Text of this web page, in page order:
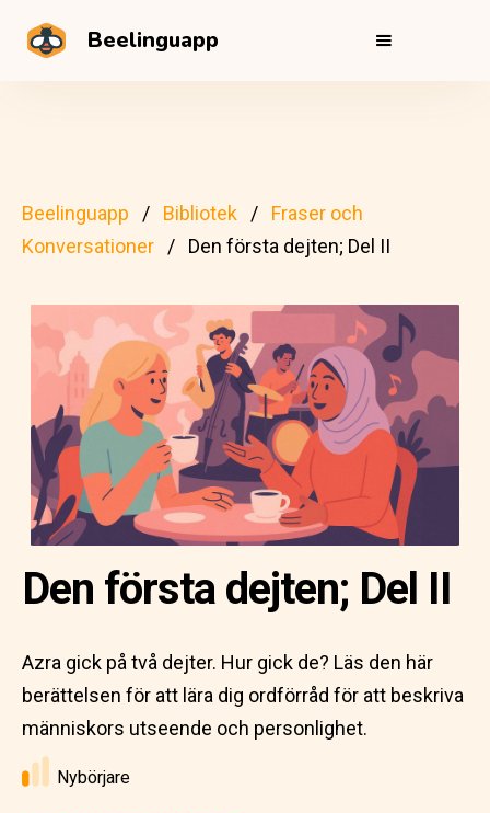
Beelinguapp
Beelinguapp Bibliotek
Fraser och
Konversationer
Den första dejten; Del II
Den första dejten; Del II
Azra gick på två dejter. Hur gick de? Läs den här
berättelsen för att lära dig ordförråd för att beskriva
människors utseende och personlighet.
Nybörjare